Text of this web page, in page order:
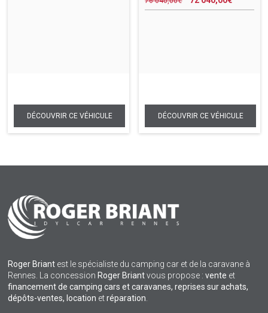
Roger Briant est le spécialiste du camping car et de la caravane à
Rennes. La concession Roger Briantvous propose : vente et
financement de camping cars et caravanes, reprises sur achats,
dépôts-ventes, location etréparation.